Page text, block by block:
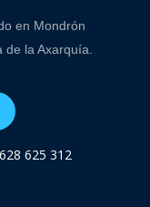
en Mondrón
la Axarquía.
625 312